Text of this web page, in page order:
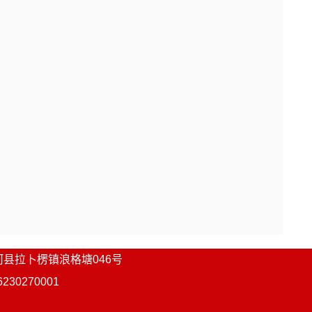
县拉卜楞镇浪格塘046号